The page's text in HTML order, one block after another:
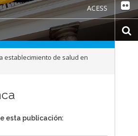
ACESS
establecimiento de salud en
esta publicación: